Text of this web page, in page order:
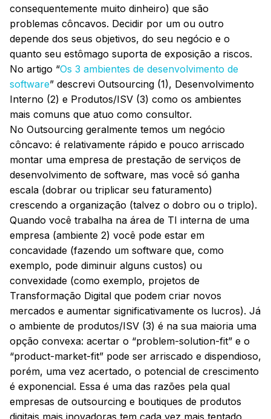
consequentemente muito dinheiro) que são
problemas côncavos. Decidir por um ou outro
depende dos seus objetivos, do seu negócio e o
quanto seu estômago suporta de exposição a riscos.
No artigo “Os 3 ambientes de desenvolvimento de
software” descrevi Outsourcing (1), Desenvolvimento
Interno (2) e Produtos/ISV (3) como os ambientes
mais comuns que atuo como consultor.
No Outsourcing geralmente temos um negócio
côncavo: é relativamente rápido e pouco arriscado
montar uma empresa de prestação de serviços de
desenvolvimento de software, mas você só ganha
escala (dobrar ou triplicar seu faturamento)
crescendo a organização (talvez o dobro ou o triplo).
Quando você trabalha na área de TI interna de uma
empresa (ambiente 2) você pode estar em
concavidade (fazendo um software que, como
exemplo, pode diminuir alguns custos) ou
convexidade (como exemplo, projetos de
Transformação Digital que podem criar novos
mercados e aumentar significativamente os lucros). Já
o ambiente de produtos/ISV (3) é na sua maioria uma
opção convexa: acertar o “problem-solution-fit” e o
“product-market-fit” pode ser arriscado e dispendioso,
porém, uma vez acertado, o potencial de crescimento
é exponencial. Essa é uma das razões pela qual
empresas de outsourcing e boutiques de produtos
digitais mais inovadoras tem cada vez mais tentado